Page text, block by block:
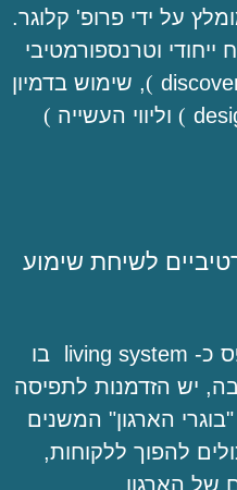
על ידי פרופ' קלוגר.
וטרנספורמטיבי
(, שימוש בדמיון
( וליווי העשייה (
לשיחת שימוע
כ- living system
בו
יש הזדמנות לתפיסה
הארגון" המשנים
להפוך ללקוחות,
של הארגון